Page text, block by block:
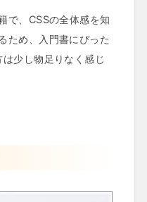
で、CSSの全体感を知
ため、入門書にぴった
少し物足りなく感じ